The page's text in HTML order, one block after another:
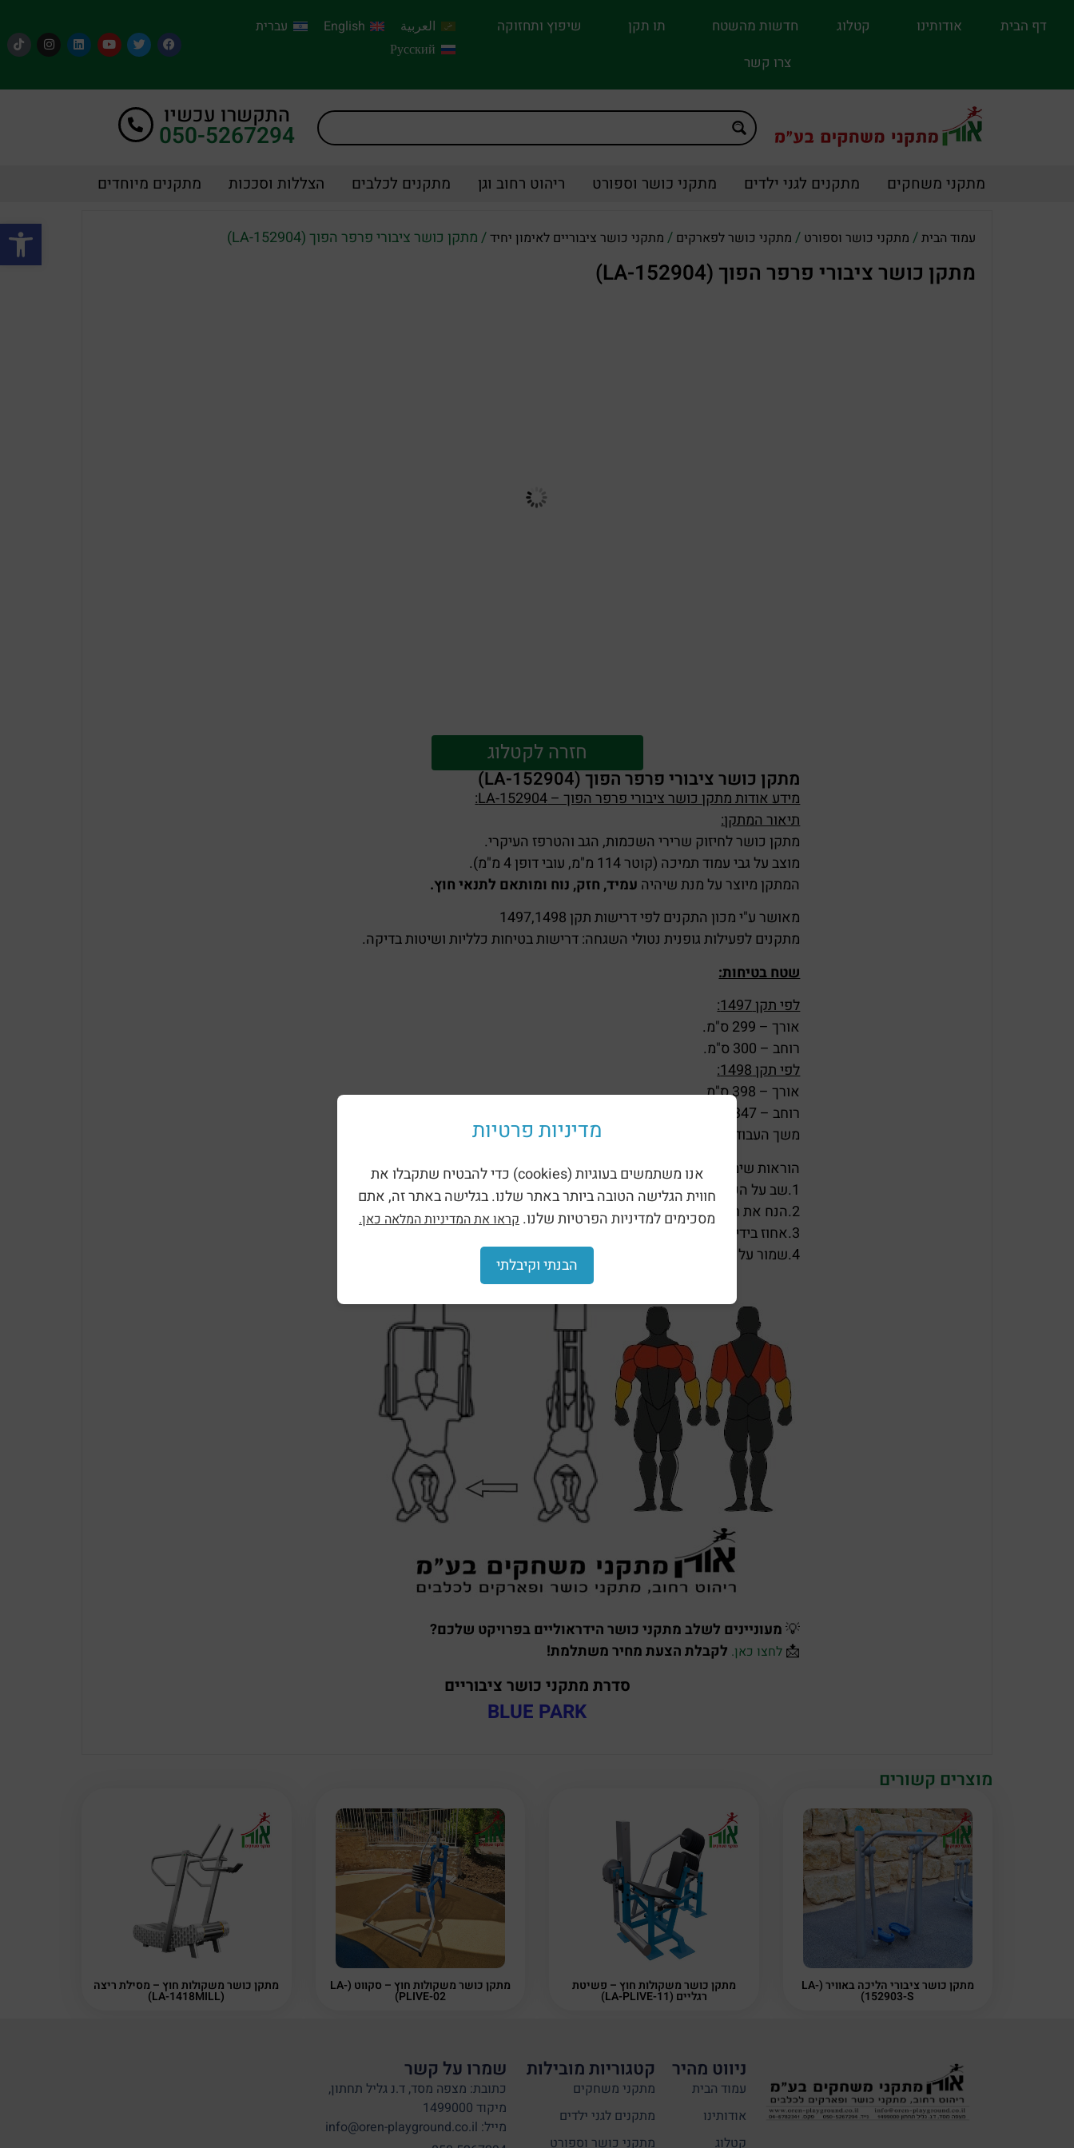
פתח
דף הבית אודותינו קטלוג חדשות מהשטח תו תקן
שיפוץ ותחזוקה
צרו קשר
العربية English
עברית
Русский
התקשרו עכשיו
050-5267294
מתקני משחקים מתקנים לגני ילדים מתקני כושר וספורט ריהוט רחוב וגן מתקנים לכלבים הצללות וסככות מתקנים מיוחדים
עמוד הבית/ מתקני כושר וספורט / מתקני כושר לפארקים / מתקני כושר ציבוריים לאימון יחיד/ מתקן כושר ציבורי פרפר הפוך (LA-152904)
מתקן כושר ציבורי פרפר הפוך (LA-152904)
חזרה לקטלוג
מתקן כושר ציבורי פרפר הפוך (LA-152904)
מידע אודות מתקן כושר ציבורי פרפר הפוך – LA-152904:
תיאור המתקן:
מתקן כושר לחיזוק שרירי השכמות, הגב והטרפז העיקרי.
מוצב על גבי עמוד תמיכה (קוטר 114 מ"מ, עובי דופן 4 מ"מ).
המתקן מיוצר על מנת שיהיה עמיד, חזק, נוח ומותאם לתנאי חוץ.
מאושר ע"י מכון התקנים לפי דרישות תקן 1497,1498
מתקנים לפעילות גופנית נטולי השגחה: דרישות בטיחות כלליות ושיטות בדיקה.
שטח בטיחות:
לפי תקן 1497:
אורך – 299 ס"מ.
רוחב – 300 ס"מ.
לפי תקן 1498:
אורך – 398 ס"מ.
רוחב – 347 ס"מ.
משך העבודה : צעירים – עד 15 חזרות, מבוגרים – עד 6 חזרות.
הוראות שימוש:
1.שב על הכיסא.
2.הנח את רגלייך על מוט הדריכה.
3.אחוז בידית האחיזה.
4.שמור על גב זקוף והחל לעבוד.
💡מעוניינים לשלב מתקני כושר הידראוליים בפרויקט שלכם?
📩 לחצו כאן. לקבלת הצעת מחיר משתלמת!
סדרת מתקני כושר ציבוריים
BLUE PARK
מוצרים קשורים
מתקן כושר ציבורי הליכה באוויר (LA-
152903-S)
מתקן כושר משקולות חוץ – פשיטת
רגליים (LA-PLIVE-11)
מתקן כושר משקולות חוץ – סקווט (LA-
PLIVE-02)
מתקן כושר משקולות חוץ – מסילת ריצה
(LA-1418MILL)
ניווט מהיר
עמוד הבית
אודותינו
קטלוג
קטגוריות מובילות
מתקני משחקים
מתקנים לגני ילדים
מתקני כושר וספורט
שמרו על קשר
כתובת: מצפה מסד, ד.נ גליל תחתון,
מיקוד 1499000
מייל: info@oren-playground.co.il
מדיניות פרטיות
אנו משתמשים בעוגיות (cookies) כדי להבטיח שתקבלו את
חווית הגלישה הטובה ביותר באתר שלנו. בגלישה באתר זה, אתם
מסכימים למדיניות הפרטיות שלנו. קראו את המדיניות המלאה כאן.
הבנתי וקיבלתי